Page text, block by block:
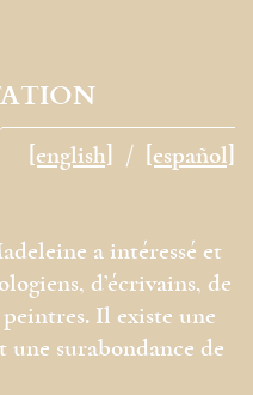
[english] [español]
a intéressé et
d’écrivains, de
Il existe une
surabondance de